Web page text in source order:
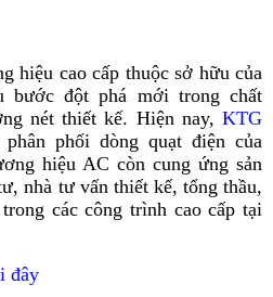
hiệu cao cấp thuộc sở hữu của
bước đột phá mới trong chất
nét thiết kế. Hiện nay, KTG
phối dòng quạt điện của
hiệu AC còn cung ứng sản
nhà tư vấn thiết kế, tổng thầu,
các công trình cao cấp tại
đây